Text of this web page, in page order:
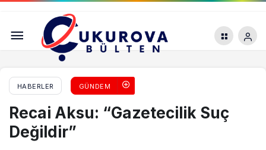
HABERLER GÜNDEM
Recai Aksu: “Gazetecilik Suç
Değildir”
Neden 10 Ocak Çalışan Gazeteciler Günü?